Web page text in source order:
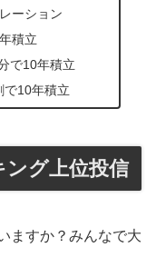
ーション
積立
で10年積立
で10年積立
グ上位投信
ますか？みんなで大